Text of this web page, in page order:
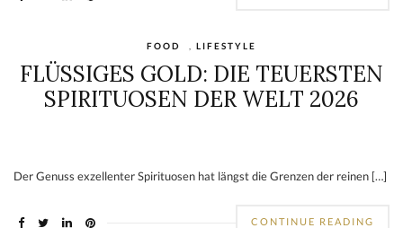
FOOD LIFESTYLE
FLÜSSIGES GOLD: DIE TEUERSTEN
SPIRITUOSEN DER WELT 2026
Der Genuss exzellenter Spirituosen hat längst die Grenzen der reinen […]
CONTINUE READING